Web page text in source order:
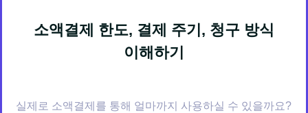
소액결제 한도, 결제 주기, 청구 방식
이해하기
실제로 소액결제를 통해 얼마까지 사용하실 수 있을까요?